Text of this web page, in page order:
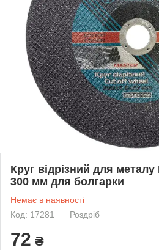
Круг відрізний для
300 мм для болгарки
Немає в наявності
Код: 17281
Роздріб
72 ₴